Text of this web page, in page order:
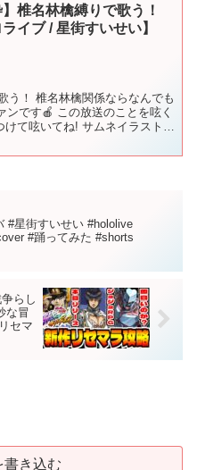
】椎名林檎縛りで歌う！
ライブ / 星街すいせい】
う！ 椎名林檎関係ならなんでも
です🍎 この放送のことを呟く
て呟いてね! サムネイラスト：
#星街すいせい #hololive
#踊ってみた #shorts
らし
な冒
セマ
書き込む